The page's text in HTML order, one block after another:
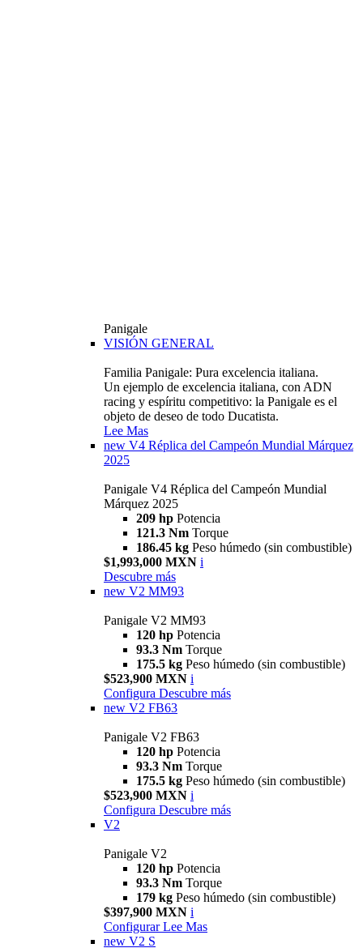
Panigale
VISIÓN GENERAL
Familia Panigale: Pura excelencia italiana.
Un ejemplo de excelencia italiana, con ADN
racing y espíritu competitivo: la Panigale es el
objeto de deseo de todo Ducatista.
Lee Mas
new V4 Réplica del Campeón Mundial Márquez
2025
Panigale V4 Réplica del Campeón Mundial
Márquez 2025
209 hp Potencia
121.3 Nm Torque
186.45 kg Peso húmedo (sin combustible)
$1,993,000 MXN i
Descubre más
new V2 MM93
Panigale V2 MM93
120 hp Potencia
93.3 Nm Torque
175.5 kg Peso húmedo (sin combustible)
$523,900 MXN i
Configura Descubre más
new V2 FB63
Panigale V2 FB63
120 hp Potencia
93.3 Nm Torque
175.5 kg Peso húmedo (sin combustible)
$523,900 MXN i
Configura Descubre más
V2
Panigale V2
120 hp Potencia
93.3 Nm Torque
179 kg Peso húmedo (sin combustible)
$397,900 MXN i
Configurar Lee Mas
new V2 S